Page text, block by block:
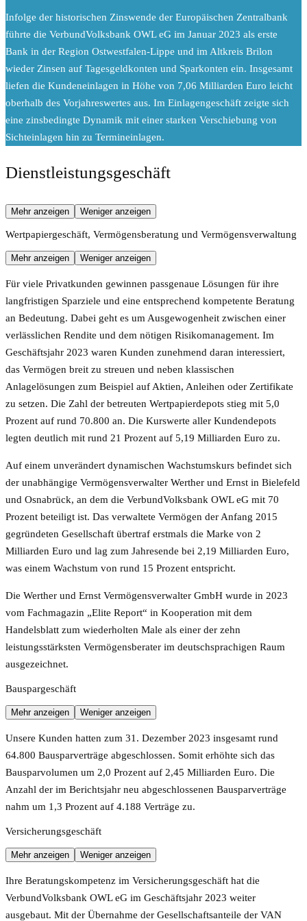
Infolge der historischen Zinswende der Europäischen Zentralbank
führte die VerbundVolksbank OWL eG im Januar 2023 als erste
Bank in der Region Ostwestfalen-Lippe und im Altkreis Brilon
wieder Zinsen auf Tagesgeldkonten und Sparkonten ein. Insgesamt
liefen die Kundeneinlagen in Höhe von 7,06 Milliarden Euro leicht
oberhalb des Vorjahreswertes aus. Im Einlagengeschäft zeigte sich
eine zinsbedingte Dynamik mit einer starken Verschiebung von
Sichteinlagen hin zu Termineinlagen.
Dienstleistungsgeschäft
Mehr anzeigen Weniger anzeigen
Wertpapiergeschäft, Vermögensberatung und Vermögensverwaltung
Mehr anzeigen Weniger anzeigen
Für viele Privatkunden gewinnen passgenaue Lösungen für ihre
langfristigen Sparziele und eine entsprechend kompetente Beratung
an Bedeutung. Dabei geht es um Ausgewogenheit zwischen einer
verlässlichen Rendite und dem nötigen Risikomanagement. Im
Geschäftsjahr 2023 waren Kunden zunehmend daran interessiert,
das Vermögen breit zu streuen und neben klassischen
Anlagelösungen zum Beispiel auf Aktien, Anleihen oder Zertifikate
zu setzen. Die Zahl der betreuten Wertpapierdepots stieg mit 5,0
Prozent auf rund 70.800 an. Die Kurswerte aller Kundendepots
legten deutlich mit rund 21 Prozent auf 5,19 Milliarden Euro zu.
Auf einem unverändert dynamischen Wachstumskurs befindet sich
der unabhängige Vermögensverwalter Werther und Ernst in Bielefeld
und Osnabrück, an dem die VerbundVolksbank OWL eG mit 70
Prozent beteiligt ist. Das verwaltete Vermögen der Anfang 2015
gegründeten Gesellschaft übertraf erstmals die Marke von 2
Milliarden Euro und lag zum Jahresende bei 2,19 Milliarden Euro,
was einem Wachstum von rund 15 Prozent entspricht.
Die Werther und Ernst Vermögensverwalter GmbH wurde in 2023
vom Fachmagazin „Elite Report“ in Kooperation mit dem
Handelsblatt zum wiederholten Male als einer der zehn
leistungsstärksten Vermögensberater im deutschsprachigen Raum
ausgezeichnet.
Bauspargeschäft
Mehr anzeigen Weniger anzeigen
Unsere Kunden hatten zum 31. Dezember 2023 insgesamt rund
64.800 Bausparverträge abgeschlossen. Somit erhöhte sich das
Bausparvolumen um 2,0 Prozent auf 2,45 Milliarden Euro. Die
Anzahl der im Berichtsjahr neu abgeschlossenen Bausparverträge
nahm um 1,3 Prozent auf 4.188 Verträge zu.
Versicherungsgeschäft
Mehr anzeigen Weniger anzeigen
Ihre Beratungskompetenz im Versicherungsgeschäft hat die
VerbundVolksbank OWL eG im Geschäftsjahr 2023 weiter
ausgebaut. Mit der Übernahme der Gesellschaftsanteile der VAN